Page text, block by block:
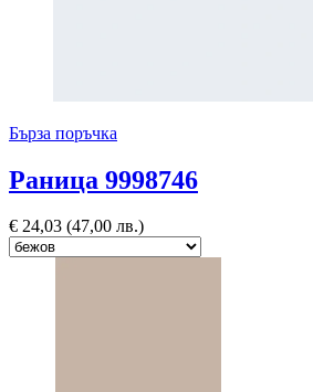
Бърза поръчка
Раница 9998746
€ 24,03 (47,00 лв.)